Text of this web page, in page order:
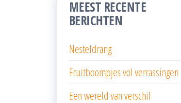
MEEST RECENTE
BERICHTEN
Nesteldrang
Fruitboompjes vol verrassingen
Een wereld van verschil